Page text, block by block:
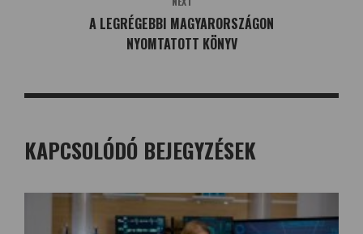
A LEGRÉGEBBI MAGYARORSZÁGON
NYOMTATOTT KÖNYV
KAPCSOLÓDÓ BEJEGYZÉSEK